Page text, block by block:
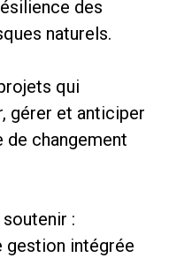
des
naturels.
qui
gérer et anticiper
de changement
:
intégrée